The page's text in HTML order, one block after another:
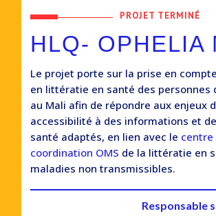
PROJET TERMINÉ
HLQ- OPHELIA
Le projet porte sur la prise en
en littératie en santé des personnes
au Mali afin de répondre aux enjeux
accessibilité à des informations et
santé adaptés, en lien avec le centre
coordination OMS de la littératie en
maladies non transmissibles.
Responsable